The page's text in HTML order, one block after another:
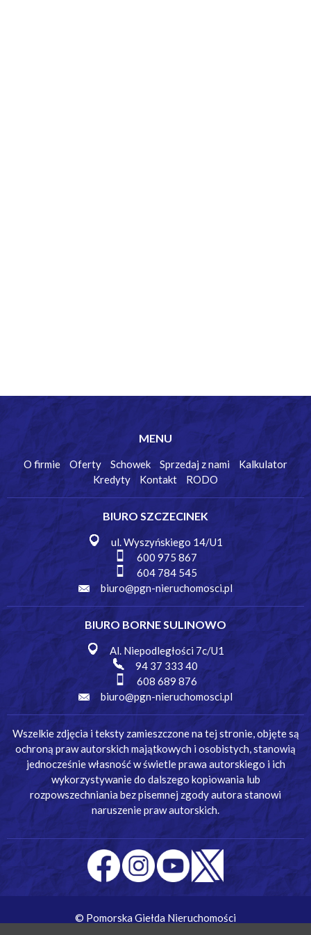
MENU
O firmie Oferty Schowek Sprzedaj z nami
Kalkulator
Kredyty
Kontakt RODO
BIURO SZCZECINEK
ul. Wyszyńskiego 14/U1
600 975 867
604 784 545
biuro@pgn-nieruchomosci.pl
BIURO BORNE SULINOWO
Al. Niepodległości 7c/U1
94 37 333 40
608 689 876
biuro@pgn-nieruchomosci.pl
Wszelkie zdjęcia i teksty zamieszczone na tej stronie, objęte są
ochroną praw autorskich majątkowych i osobistych, stanowią
jednocześnie własność w świetle prawa autorskiego i ich
wykorzystywanie do dalszego kopiowania lub
rozpowszechniania bez pisemnej zgody autora stanowi
naruszenie praw autorskich.
© Pomorska Giełda Nieruchomości